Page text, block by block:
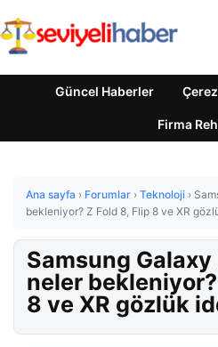
Güncel Haberler
Firma
Ana sayfa › Forumlar › Teknoloji ›
bekleniyor? Z Fold 8, Flip 8 ve XR
Samsung Galaxy
neler
8 ve XR gözlük